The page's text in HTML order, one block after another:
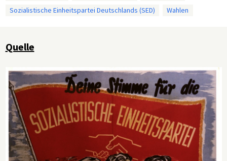
Sozialistische Einheitspartei Deutschlands (SED)
Wahlen
Quelle